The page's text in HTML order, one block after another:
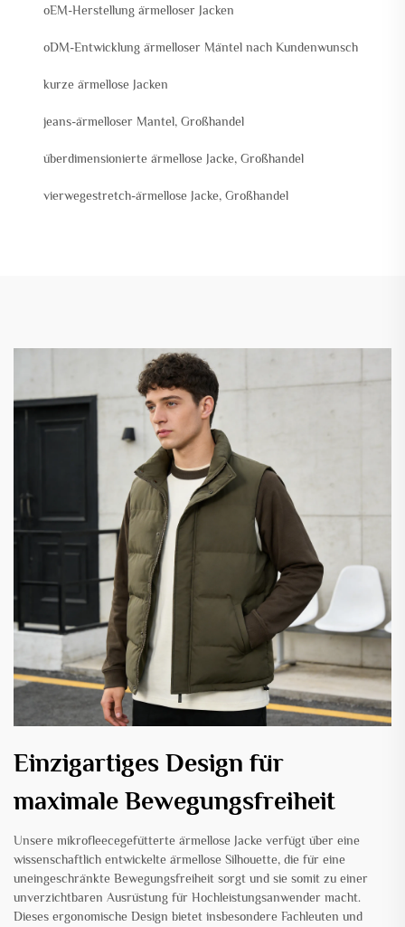
oEM-Herstellung ärmelloser Jacken
oDM-Entwicklung ärmelloser Mäntel nach Kundenwunsch
kurze ärmellose Jacken
jeans-ärmelloser Mantel, Großhandel
überdimensionierte ärmellose Jacke, Großhandel
vierwegestretch-ärmellose Jacke, Großhandel
Einzigartiges Design für
maximale Bewegungsfreiheit
Unsere mikrofleecegefütterte ärmellose Jacke verfügt über eine
wissenschaftlich entwickelte ärmellose Silhouette, die für eine
uneingeschränkte Bewegungsfreiheit sorgt und sie somit zu einer
unverzichtbaren Ausrüstung für Hochleistungsanwender macht.
Dieses ergonomische Design bietet insbesondere Fachleuten und